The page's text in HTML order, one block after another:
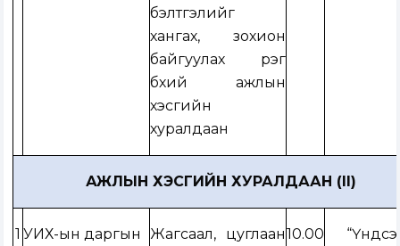
бэлтгэлийг
хангах, зохион
байгуулах үүрэг
бүхий ажлын
хэсгийн
хуралдаан
АЖЛЫН ХЭСГИЙН ХУРАЛДААН (II)
1 УИХ-ын даргын
Жагсаал, цуглаан10.00